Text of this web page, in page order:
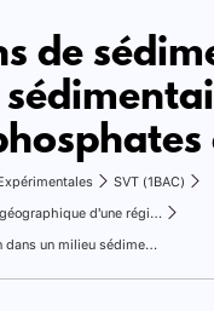
de
SVT (1BAC)
Réalisation de la carte paléogéographique d’une région sédimentaire
Conditions de sédimentation dans un milieu sédimentaire ancien: La mer des phosphates au Maroc III